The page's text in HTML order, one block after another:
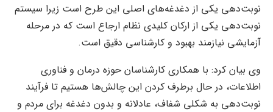
نوبت‌دهی یکی از دغدغه‌های اصلی این طرح است زیرا سیستم
نوبت‌دهی یکی از ارکان کلیدی نظام ارجاع است که در مرحله
آزمایشی نیازمند بهبود و کارشناسی دقیق است.
وی بیان کرد: با همکاری کارشناسان حوزه درمان و فناوری
اطلاعات، در حال برطرف کردن این چالش‌ها هستیم تا فرآیند
نوبت‌دهی به شکلی شفاف، عادلانه و بدون دغدغه برای مردم و